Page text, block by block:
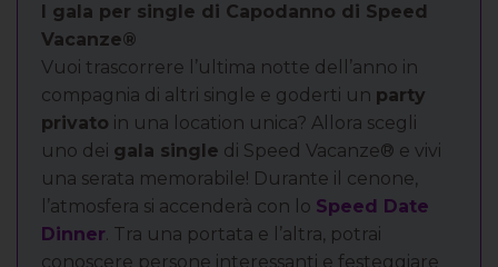
I gala per single di Capodanno di Speed
Vacanze®
Vuoi trascorrere l’ultima notte dell’anno in
compagnia di altri single e goderti un party
privato in una location unica? Allora scegli
uno dei gala single di Speed Vacanze® e vivi
una serata memorabile! Durante il cenone,
l’atmosfera si accenderà con lo Speed Date
Dinner. Tra una portata e l’altra, potrai
conoscere persone interessanti e festeggiare